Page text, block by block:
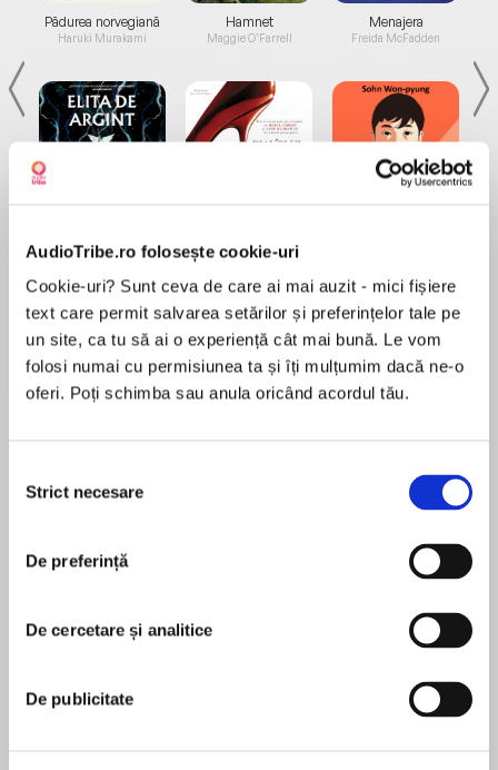
AudioTribe.ro folosește cookie-uri
Cookie-uri? Sunt ceva de care ai mai auzit - mici fișiere
text care permit salvarea setărilor și preferințelor tale pe
un site, ca tu să ai o experiență cât mai bună. Le vom
folosi numai cu permisiunea ta și îți mulțumim dacă ne-o
oferi. Poți schimba sau anula oricând acordul tău.
consimțământului
Strict necesare
De preferință
De cercetare și analitice
De publicitate
Pădurea norvegiană
Haruki Murakami
de...
Dani Francis
Hamnet
Maggie O'Farrell
la...
Lauren Weisberger
Menajera
Freida McFadden
Desprecarte
Live hard, f*ck harder and follow only their own
refusing to conform to society's expectations,
taking what they want and always watching
guy doing bad things to save lives, the only rules
he follows are the Brotherhood's, and there's
nothing in the world that will change that. Until
Natalie Jordan walks into his life…
În acest moment nu există recenzii
Rhenna Morgan
A native Oklahoman, Rhenna Morgan is a certified
romance junkie. Whether it’s contemporary,